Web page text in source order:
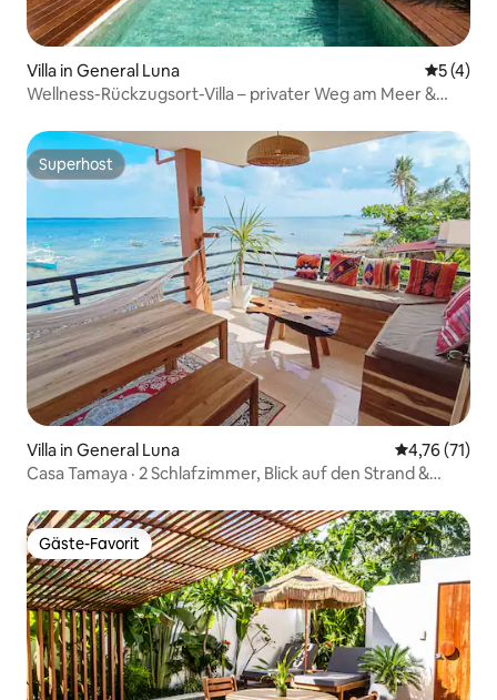
Villa in General Luna
5 (4)
Wellness-Rückzugsort-Villa – privater Weg am Meer &
Superhost
Superhost
Villa in General Luna
4,76 (71)
Casa Tamaya · 2 Schlafzimmer, Blick auf den Strand &
Gäste-Favorit
Gäste-Favorit